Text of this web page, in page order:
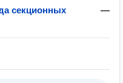
секционных
—